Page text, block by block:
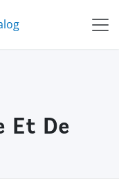
Et De